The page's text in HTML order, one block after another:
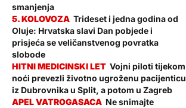
smanjenja
Trideset i jedna godina od
Oluje: Hrvatska slavi Dan pobjede i
prisjeća se veličanstvenog povratka
slobode
Vojni piloti tijekom
noći prevezli životno ugroženu pacijenticu
iz Dubrovnika u Split, a potom u Zagreb
Ne snimajte